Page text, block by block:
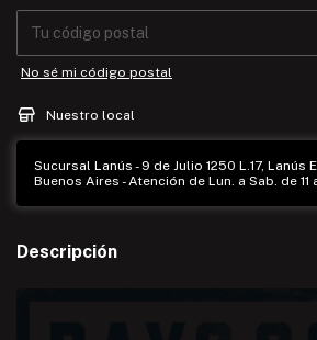
No sé mi código postal
Nuestro local
Sucursal Lanús - 9 de Julio 1250 L.17, Lanús
Buenos Aires - Atención de Lun. a Sab. de 11
Descripción